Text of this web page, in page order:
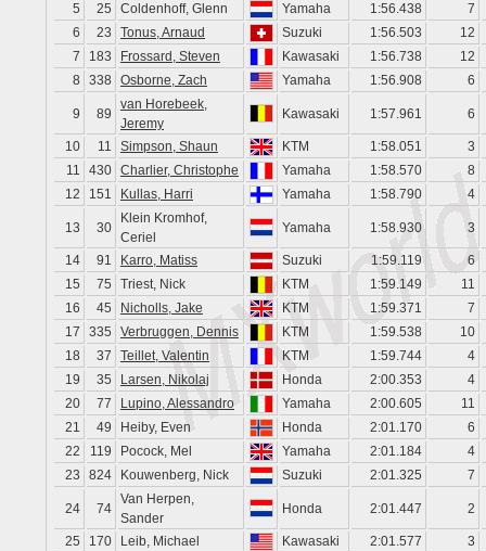
5
25 Coldenhoff, Glenn Yamaha 1:56.438
7
6
23 Tonus, Arnaud Suzuki 1:56.503
12
7
183 Frossard, Steven Kawasaki 1:56.738
12
8
338 Osborne, Zach Yamaha 1:56.908 6
9 89
van Horebeek,
Jeremy
Kawasaki 1:57.961 6
10 11 Simpson, Shaun KTM 1:58.051
3
11
430 Charlier, Christophe Yamaha 1:58.570
8
12
151 Kullas, Harri Yamaha 1:58.790 4
13 30
Klein Kromhof,
Ceriel
Yamaha 1:58.930 3
14 91 Karro, Matiss Suzuki 1:59.119
6
15
75 Triest, Nick KTM 1:59.149
11
16
45 Nicholls, Jake KTM 1:59.371
7
17
335 Verbruggen, Dennis KTM 1:59.538
10
18
37 Teillet, Valentin KTM 1:59.744
4
19
35 Larsen, Nikolaj Honda 2:00.353
4
20
77 Lupino, Alessandro Yamaha 2:00.605
11
21
49 Heiby, Even Honda 2:01.170
6
22
119 Pocock, Mel Yamaha 2:01.184
4
23
824 Kouwenberg, Nick Suzuki 2:01.325 7
24 74
Van Herpen,
Sander
Honda 2:01.447 2
25 170 Leib, Michael Kawasaki 2:01.577
3